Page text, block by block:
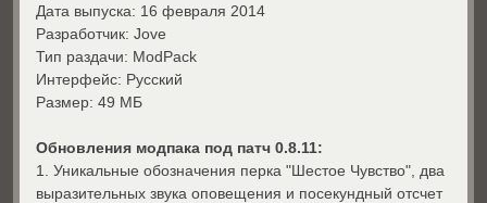
Дата выпуска: 16 февраля 2014
Разработчик: Jove
Тип раздачи: ModPack
Интерфейс: Русский
Размер: 49 МБ
Обновления модпака под патч 0.8.11:
1. Уникальные обозначения перка "Шестое Чувство", два
выразительных звука оповещения и посекундный отсчет